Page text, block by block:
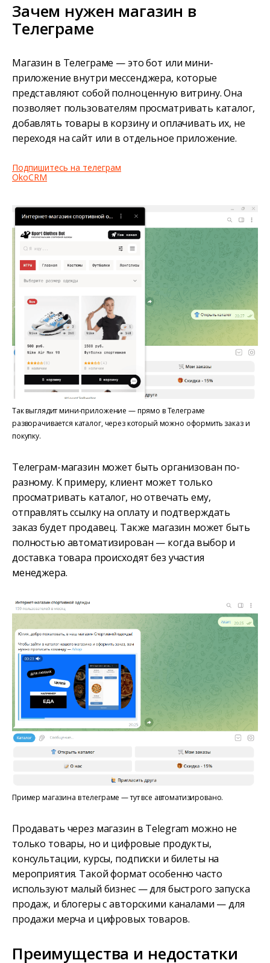
Зачем нужен магазин в
Телеграме
Магазин в Телеграме — это бот или мини-
приложение внутри мессенджера, которые
представляют собой полноценную витрину. Она
позволяет пользователям просматривать каталог,
добавлять товары в корзину и оплачивать их, не
переходя на сайт или в отдельное приложение.
Подпишитесь на телеграм
OkoCRM
Так выглядит мини-приложение — прямо в Телеграме
разворачивается каталог, через который можно оформить заказ и
покупку.
Телеграм-магазин может быть организован по-
разному. К примеру, клиент может только
просматривать каталог, но отвечать ему,
отправлять ссылку на оплату и подтверждать
заказ будет продавец. Также магазин может быть
полностью автоматизирован — когда выбор и
доставка товара происходят без участия
менеджера.
Пример магазина в телеграме — тут все автоматизировано.
Продавать через магазин в Telegram можно не
только товары, но и цифровые продукты,
консультации, курсы, подписки и билеты на
мероприятия. Такой формат особенно часто
используют малый бизнес — для быстрого запуска
продаж, и блогеры с авторскими каналами — для
продажи мерча и цифровых товаров.
Преимущества и недостатки